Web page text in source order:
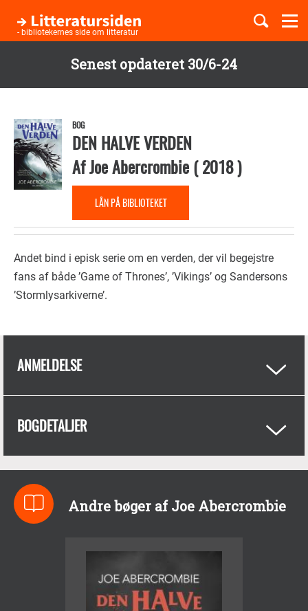
Senest opdateret 30/6-24
hovedindhold
- bibliotekernes side om litteratur
Børnebøger
Temaer
BOG
DEN HALVE VERDEN
AfJoe Abercrombie(2018)
LÅN PÅ BIBLIOTEKET
Andet bind i episk serie om en verden, der vil begejstre
fans af både ’Game of Thrones’, ’Vikings’ og Sandersons
’Stormlysarkiverne’.
ANMELDELSE
BOGDETALJER
Andre bøger af Joe Abercrombie